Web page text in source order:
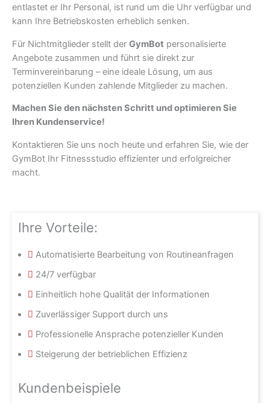
entlastet er Ihr Personal, ist rund um die Uhr verfügbar und
kann Ihre Betriebskosten erheblich senken.
Für Nichtmitglieder stellt der GymBot personalisierte
Angebote zusammen und führt sie direkt zur
Terminvereinbarung – eine ideale Lösung, um aus
potenziellen Kunden zahlende Mitglieder zu machen.
Machen Sie den nächsten Schritt und optimieren Sie
Ihren Kundenservice!
Kontaktieren Sie uns noch heute und erfahren Sie, wie der
GymBot Ihr Fitnessstudio effizienter und erfolgreicher
macht.
Ihre Vorteile:
Automatisierte Bearbeitung von Routineanfragen
24/7 verfügbar
Einheitlich hohe Qualität der Informationen
Zuverlässiger Support durch uns
Professionelle Ansprache potenzieller Kunden
Steigerung der betrieblichen Effizienz
Kundenbeispiele